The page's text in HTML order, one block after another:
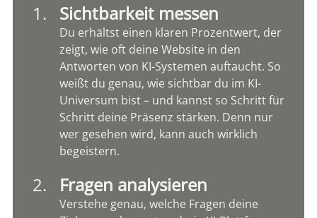
Sichtbarkeit messen
Du erhältst einen klaren Prozentwert, der
zeigt, wie oft deine Website in den
Antworten von KI-Systemen auftaucht. So
weißt du genau, wie sichtbar du im KI-
Universum bist – und kannst so Schritt für
Schritt deine Präsenz stärken. Denn nur
wer gesehen wird, kann auch wirklich
begeistern.
Fragen analysieren
Verstehe genau, welche Fragen deine